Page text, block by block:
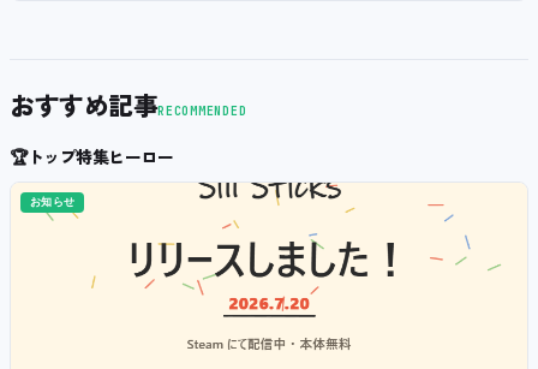
おすすめ記事RECOMMENDED
🏆トップ特集ヒーロー
お知らせ